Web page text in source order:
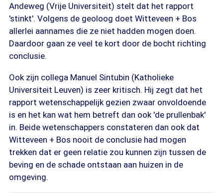
Andeweg (Vrije Universiteit) stelt dat het rapport
'stinkt'. Volgens de geoloog doet Witteveen + Bos
allerlei aannames die ze niet hadden mogen doen.
Daardoor gaan ze veel te kort door de bocht richting
conclusie.
Ook zijn collega Manuel Sintubin (Katholieke
Universiteit Leuven) is zeer kritisch. Hij zegt dat het
rapport wetenschappelijk gezien zwaar onvoldoende
is en het kan wat hem betreft dan ook 'de prullenbak'
in. Beide wetenschappers constateren dan ook dat
Witteveen + Bos nooit de conclusie had mogen
trekken dat er geen relatie zou kunnen zijn tussen de
beving en de schade ontstaan aan huizen in de
omgeving.